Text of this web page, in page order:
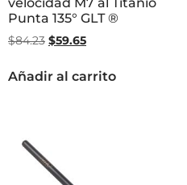
Punta 135° GLT ®
$84.23 $59.65
Añadir al carrito